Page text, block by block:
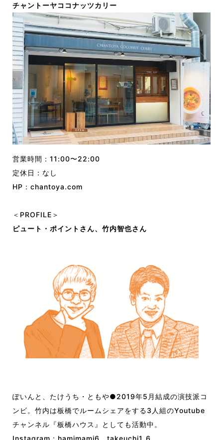
チャントーヤココナッツカリー
営業時間：11:00〜22:00
定休日：なし
HP： chantoya.com
＜PROFILE＞
ピュート・ポイントさん、竹内智也さん
ぽいんと、たけうち・ともや●2019年5月結成の演技派コ
ンビ。竹内は板橋でルームシェアをする3人組のYoutube
チャンネル『板橋ハウス』としても活動中。
Instagram： hamimami6 takeuchi1_6